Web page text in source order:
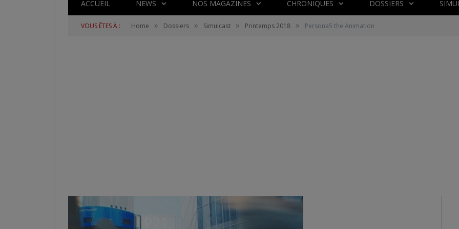
ACCUEIL NEWS NOS MAGAZINES CHRONIQUES DOSSIERS
VOUS ÊTES À : Home » Dossiers » Simulcast » Printemps 2018 » Persona5 the Animation